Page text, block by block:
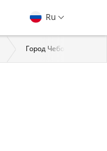
Ru
Город Чебоксары